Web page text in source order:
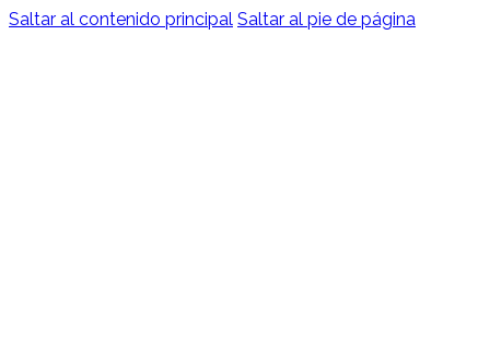
Saltar al contenido principal Saltar al pie de página